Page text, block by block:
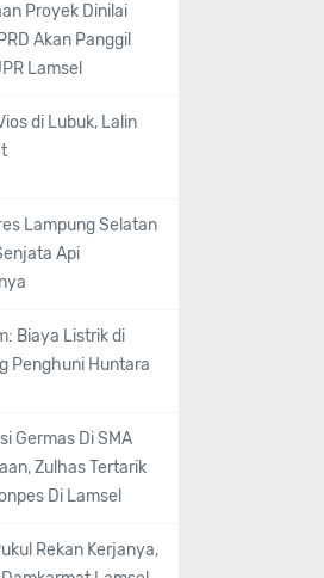
Proyek Dinilai
Akan Panggil
Lamsel
di Lubuk, Lalin
Lampung Selatan
Api
Biaya Listrik di
Penghuni Huntara
Germas Di SMA
Zulhas Tertarik
Di Lamsel
Rekan Kerjanya,